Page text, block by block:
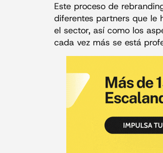
Este proceso de
diferentes partners que le
el sector, así como los
cada vez más se está